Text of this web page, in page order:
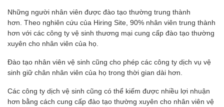
Những người nhân viên được đào tạo thường trung thành
hơn. Theo nghiên cứu của Hiring Site, 90% nhân viên trung thành
hơn với các công ty vệ sinh thương mại cung cấp đào tạo thường
xuyên cho nhân viên của họ.
Đào tạo nhân viên vệ sinh cũng cho phép các công ty dịch vụ vệ
sinh giữ chân nhân viên của họ trong thời gian dài hơn.
Các công ty dịch vệ sinh cũng có thể kiếm được nhiều lợi nhuận
hơn bằng cách cung cấp đào tạo thường xuyên cho nhân viên vệ